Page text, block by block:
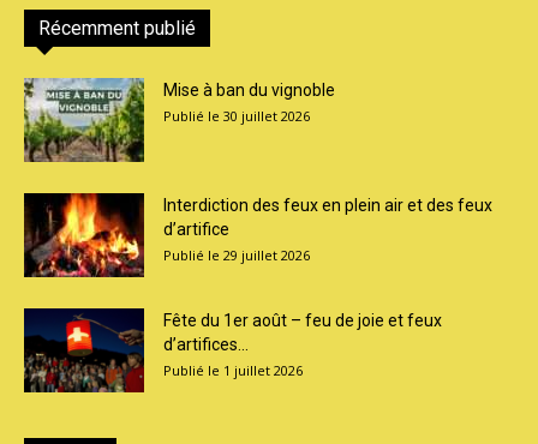
Récemment publié
Mise à ban du vignoble
30 juillet 2026
Interdiction des feux en plein air et des feux
d’artifice
29 juillet 2026
Fête du 1er août – feu de joie et feux
d’artifices...
1 juillet 2026